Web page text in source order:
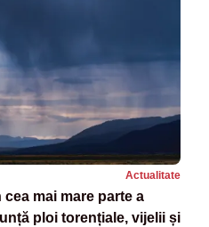
Actualitate
mai mare parte a
ploi torențiale, vijelii și